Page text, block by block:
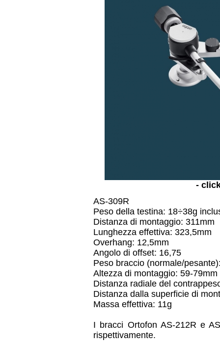
-
AS-309R
Peso della testina: 18÷38g
Distanza di montaggio: 311mm
Lunghezza effettiva: 323,5mm
Overhang: 12,5mm
Angolo di offset: 16,75
Peso braccio (normale/
Altezza di montaggio: 59-79mm
Distanza radiale del
Distanza dalla superficie di
Massa effettiva: 11g
I bracci Ortofon AS-212R e
rispettivamente.